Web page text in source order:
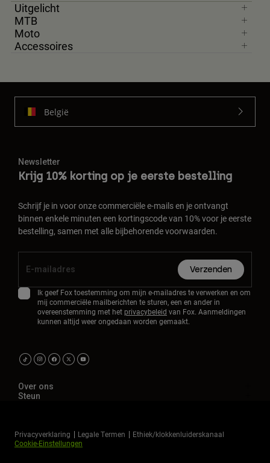
Uitgelicht
MTB
Moto
Accessoires
België
Newsletter
Krijg 10% korting op je eerste bestelling
Schrijf je in voor onze commerciële e-mails en je ontvangt
binnen enkele minuten een kortingscode van 10% voor je eerste
bestelling, samen met alle bijbehorende voorwaarden.
Verzenden
Ik geef Fox toestemming om mijn e-mailadres te verwerken en om
mij commerciële mailberichten te sturen, een en ander in
overeenstemming met het privacybeleid van Fox. Aanmeldingen
kunnen altijd weer ongedaan worden gemaakt.
Over ons
Steun
Privacyverklaring Legale Termen
Ethiek/klokkenluiderskanaal
Cookie-Einstellungen